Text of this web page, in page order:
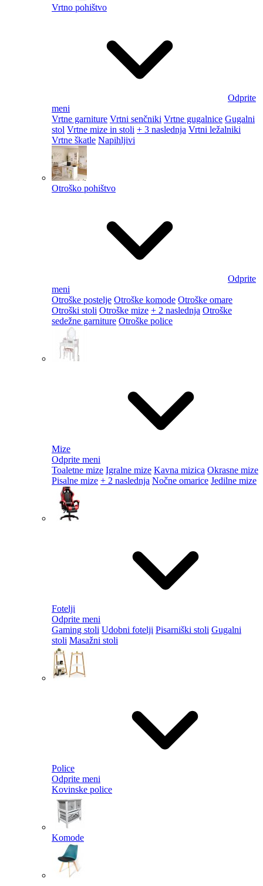
Vrtno pohištvo
Odprite
meni
Vrtne garniture Vrtni senčniki Vrtne gugalnice Gugalni
stol Vrtne mize in stoli + 3 naslednja Vrtni ležalniki
Vrtne škatle Napihljivi
Otroško pohištvo
Odprite
meni
Otroške postelje Otroške komode Otroške omare
Otroški stoli Otroške mize + 2 naslednja Otroške
sedežne garniture Otroške police
Mize
Odprite meni
Toaletne mize Igralne mize Kavna mizica Okrasne mize
Pisalne mize + 2 naslednja Nočne omarice Jedilne mize
Fotelji
Odprite meni
Gaming stoli Udobni fotelji Pisarniški stoli Gugalni
stoli Masažni stoli
Police
Odprite meni
Kovinske police
Komode